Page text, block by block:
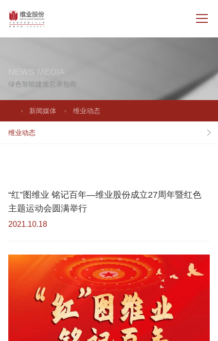
NEWS MEDIA
绿色智能建造总承包商
维业动态
新闻媒体 维业动态
“红”图维业 铭记百年—维业股份成立27周年暨红色
主题运动会圆满举行
2021.10.18